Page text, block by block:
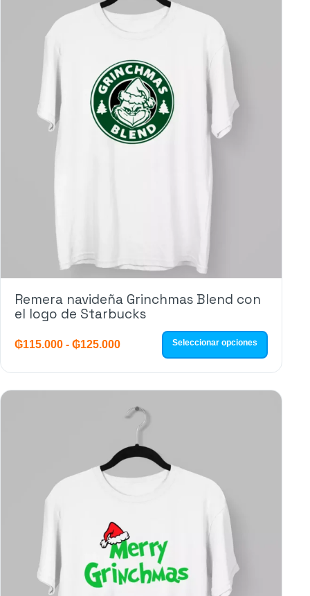
Remera navideña Grinchmas Blend con
el logo de Starbucks
₲115.000 - ₲125.000 Seleccionar opciones